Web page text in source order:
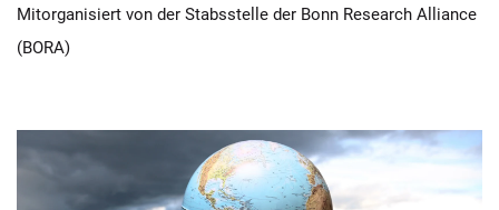
Mitorganisiert von der Stabsstelle der Bonn Research Alliance
(BORA)